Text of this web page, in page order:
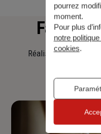
Faites
Réalisez une
pourrez
moment.
Pour plus
notre
cookies.